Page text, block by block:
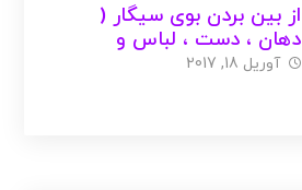
از بین بردن بوی سیگار (
دهان ، دست ، لباس و
بدن ) + عکس
آوریل 18, 2017